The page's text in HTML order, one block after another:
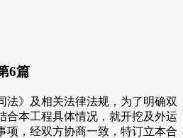
6篇
法》及相关法律法规，为了明确双
合本工程具体情况，就开挖及外运
项，经双方协商一致，特订立本合